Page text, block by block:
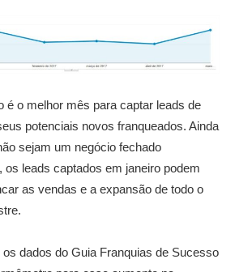
é o melhor mês para captar leads de
potenciais novos franqueados. Ainda
sejam um negócio fechado
os leads captados em janeiro podem
as vendas e a expansão de todo o
dados do Guia Franquias de Sucesso